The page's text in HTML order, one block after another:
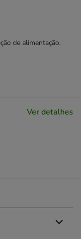
de alimentação,
Ver detalhes